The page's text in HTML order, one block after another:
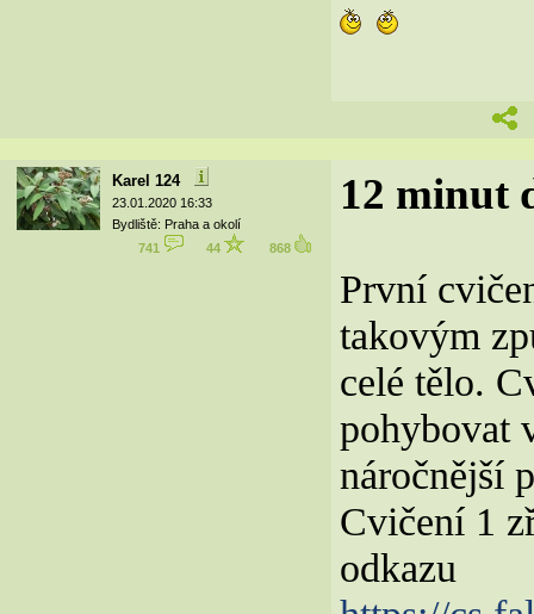
Karel 124
23.01.2020 16:33
Bydliště: Praha a okolí
741
44 868
12 minut
První
takovým
celé tělo.
pohybovat
náročnější
Cvičení 1
odkazu